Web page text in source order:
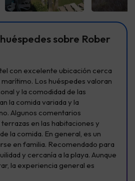
sobre Rober
con excelente ubicación cerca
Los huéspedes valoran
y la comodidad de las
la comida variada y la
Algunos comentarios
en las habitaciones y
la comida. En general, es un
en familia. Recomendado para
y cercanía a la playa. Aunque
la experiencia general es